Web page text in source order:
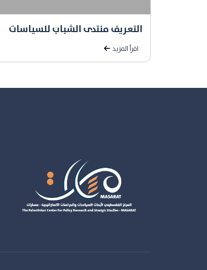
التعريف منتدى الشباب للسياسات
اقرأ المزيد